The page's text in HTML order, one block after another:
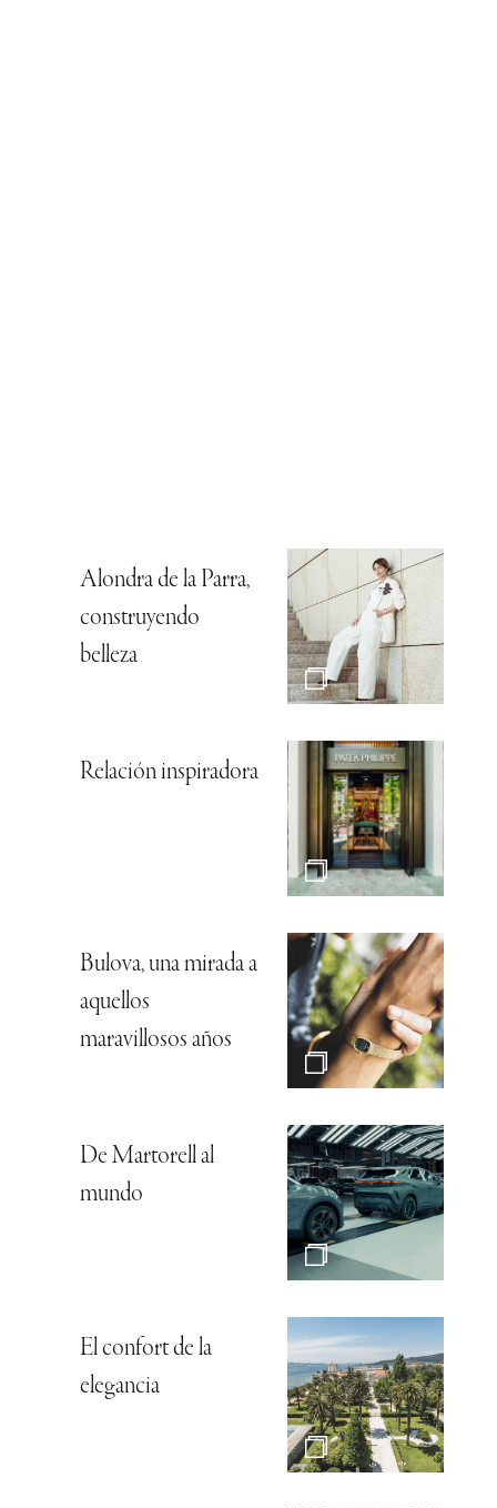
Alondra de la Parra,
construyendo
belleza
Relación inspiradora
Bulova, una mirada a
aquellos
maravillosos años
De Martorell al
mundo
El confort de la
elegancia